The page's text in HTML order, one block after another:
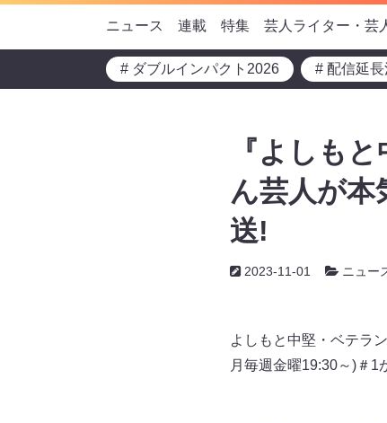
ニュース 連載 特集 芸人ライター・芸
# ダブルインパクト2026 # 配信延長
『よしも
ん芸人が本
送!
2023-11-01 ニュー
よしもと中堅・ベテラ
月毎週金曜19:30～)＃1